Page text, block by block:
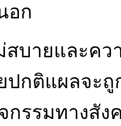
อก
บายและคว
ปกติแผลจะถู
กรรมทางสัง